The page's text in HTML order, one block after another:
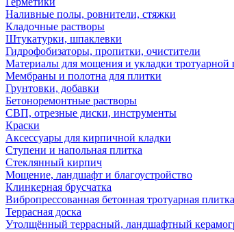
Наливные полы, ровнители, стяжки
Кладочные растворы
Штукатурки, шпаклевки
Гидрофобизаторы, пропитки, очистители
Материалы для мощения и укладки тротуарной
Мембраны и полотна для плитки
Грунтовки, добавки
Бетоноремонтные растворы
СВП, отрезные диски, инструменты
Краски
Аксессуары для кирпичной кладки
Ступени и напольная плитка
Cтеклянный кирпич
Мощение, ландшафт и благоустройство
Клинкерная брусчатка
Вибропрессованная бетонная тротуарная плитка
Террасная доска
Утолщённый террасный, ландшафтный